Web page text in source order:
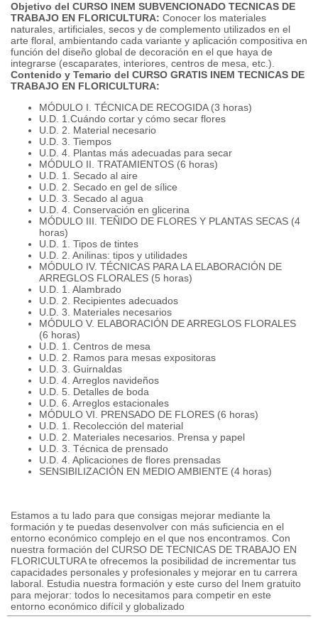
Objetivo del CURSO INEM SUBVENCIONADO TECNICAS DE
TRABAJO EN FLORICULTURA: Conocer los materiales
naturales, artificiales, secos y de complemento utilizados en el
arte floral, ambientando cada variante y aplicación compositiva en
función del diseño global de decoración en el que haya de
integrarse (escaparates, interiores, centros de mesa, etc.).
Contenido y Temario del CURSO GRATIS INEM TECNICAS DE
TRABAJO EN FLORICULTURA:
MÓDULO I. TÉCNICA DE RECOGIDA (3 horas)
U.D. 1.Cuándo cortar y cómo secar flores
U.D. 2. Material necesario
U.D. 3. Tiempos
U.D. 4. Plantas más adecuadas para secar
MÓDULO II. TRATAMIENTOS (6 horas)
U.D. 1. Secado al aire
U.D. 2. Secado en gel de sílice
U.D. 3. Secado al agua
U.D. 4. Conservación en glicerina
MÓDULO III. TEÑIDO DE FLORES Y PLANTAS SECAS (4
horas)
U.D. 1. Tipos de tintes
U.D. 2. Anilinas: tipos y utilidades
MÓDULO IV. TÉCNICAS PARA LA ELABORACIÓN DE
ARREGLOS FLORALES (5 horas)
U.D. 1. Alambrado
U.D. 2. Recipientes adecuados
U.D. 3. Materiales necesarios
MÓDULO V. ELABORACIÓN DE ARREGLOS FLORALES
(6 horas)
U.D. 1. Centros de mesa
U.D. 2. Ramos para mesas expositoras
U.D. 3. Guirnaldas
U.D. 4. Arreglos navideños
U.D. 5. Detalles de boda
U.D. 6. Arreglos estacionales
MÓDULO VI. PRENSADO DE FLORES (6 horas)
U.D. 1. Recolección del material
U.D. 2. Materiales necesarios. Prensa y papel
U.D. 3. Técnica de prensado
U.D. 4. Aplicaciones de flores prensadas
SENSIBILIZACIÓN EN MEDIO AMBIENTE (4 horas)
Estamos a tu lado para que consigas mejorar mediante la
formación y te puedas desenvolver con más suficiencia en el
entorno económico complejo en el que nos encontramos. Con
nuestra formación del CURSO DE TECNICAS DE TRABAJO EN
FLORICULTURA te ofrecemos la posibilidad de incrementar tus
capacidades personales y profesionales y mejorar en tu carrera
laboral. Estudia nuestra formación y este curso del Inem gratuito
para mejorar: todos lo necesitamos para competir en este
entorno económico difícil y globalizado